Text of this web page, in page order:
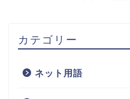
カテゴリー
ネット用語